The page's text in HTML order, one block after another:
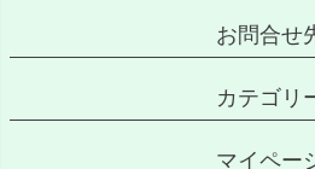
お問合せ
カテゴリ
マイペー